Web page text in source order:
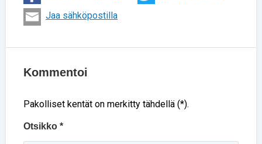
Jaa sähköpostilla
Kommentoi
Pakolliset kentät on merkitty tähdellä (*).
Otsikko *